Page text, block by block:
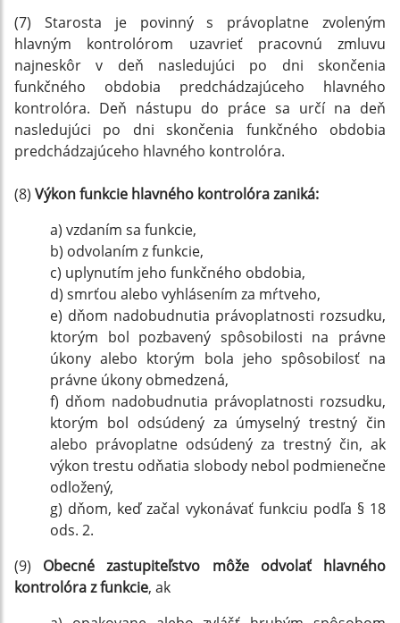
(7) Starosta je povinný s právoplatne zvoleným
hlavným kontrolórom uzavrieť pracovnú zmluvu
najneskôr v deň nasledujúci po dni skončenia
funkčného obdobia predchádzajúceho hlavného
kontrolóra. Deň nástupu do práce sa určí na deň
nasledujúci po dni skončenia funkčného obdobia
predchádzajúceho hlavného kontrolóra.
(8) Výkon funkcie hlavného kontrolóra zaniká:
a) vzdaním sa funkcie,
b) odvolaním z funkcie,
c) uplynutím jeho funkčného obdobia,
d) smrťou alebo vyhlásením za mŕtveho,
e) dňom nadobudnutia právoplatnosti rozsudku,
ktorým bol pozbavený spôsobilosti na právne
úkony alebo ktorým bola jeho spôsobilosť na
právne úkony obmedzená,
f) dňom nadobudnutia právoplatnosti rozsudku,
ktorým bol odsúdený za úmyselný trestný čin
alebo právoplatne odsúdený za trestný čin, ak
výkon trestu odňatia slobody nebol podmienečne
odložený,
g) dňom, keď začal vykonávať funkciu podľa § 18
ods. 2.
(9) Obecné zastupiteľstvo môže odvolať hlavného
kontrolóra z funkcie, ak